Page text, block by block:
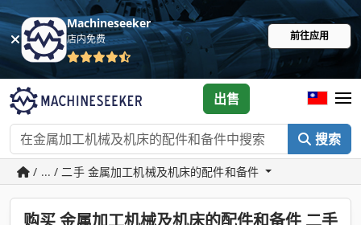
Machineseeker
店内免费 前往应用
搜索
出售
/ ... / 二手 金属加工机械及机床的配件和备件
购买 金属加工机械及机床的配件和备件 二手